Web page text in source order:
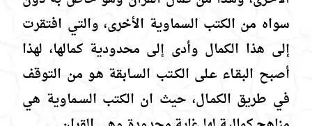
سواه من الكتب السماوية الأخرى، والتي افتقرت
إلى هذا الكمال وأدى إلى محدودية كمالها، لهذا
أصبح البقـاء عـلى الكـتب السـابقة هـو من التوقف
في طريق الكمـال، حيث ان الكتب السـماوية هي